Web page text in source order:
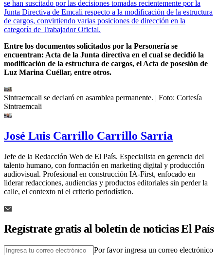
se han suscitado por las decisiones tomadas recientemente por la
Junta Directiva de Emcali respecto a la modificación de la estructura
de cargos, convirtiendo varias posiciones de dirección en la
categoría de Trabajador Oficial.
Entre los documentos solicitados por la Personería se
encuentran: Acta de la Junta directiva en el cual se decidió la
modificación de la estructura de cargos, el Acta de posesión de
Luz Marina Cuéllar, entre otros.
Sintraemcali se declaró en asamblea permanente. | Foto: Cortesía
Sintraemcali
José Luis Carrillo Carrillo Sarria
Jefe de la Redacción Web de El País. Especialista en gerencia del
talento humano, con formación en marketing digital y producción
audiovisual. Profesional en construcción IA-First, enfocado en
liderar redacciones, audiencias y productos editoriales sin perder la
calle, el contexto ni el criterio periodístico.
Regístrate gratis al boletín de noticias El País
Por favor ingresa un correo electrónico